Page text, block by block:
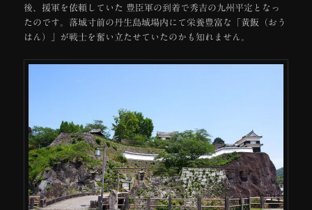
後、援軍を依頼していた 豊臣軍の到着で秀吉の九州平定となっ
たのです。落城寸前の丹生島城場内にて栄養豊富な「黄飯（おう
はん）」が戦士を奮い立たせていたのかも知れません。